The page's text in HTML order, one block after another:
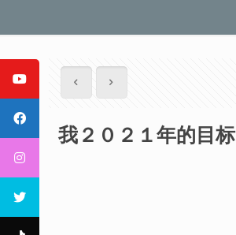
我２０２１年的目标